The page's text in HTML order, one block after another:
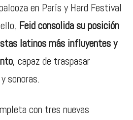
en París y Hard Festival
Feid consolida su posición
latinos más influyentes y
, capaz de traspasar
sonoras.
con tres nuevas